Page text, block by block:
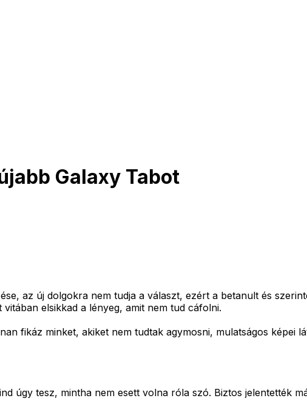
Galaxy Tabot
az új dolgokra nem tudja a választ, ezért a betanult és
elsikkad a lényeg, amit nem tud cáfolni.
fikáz minket, akiket nem tudtak agymosni, mulatságos képei
úgy tesz, mintha nem esett volna róla szó. Biztos jelentették